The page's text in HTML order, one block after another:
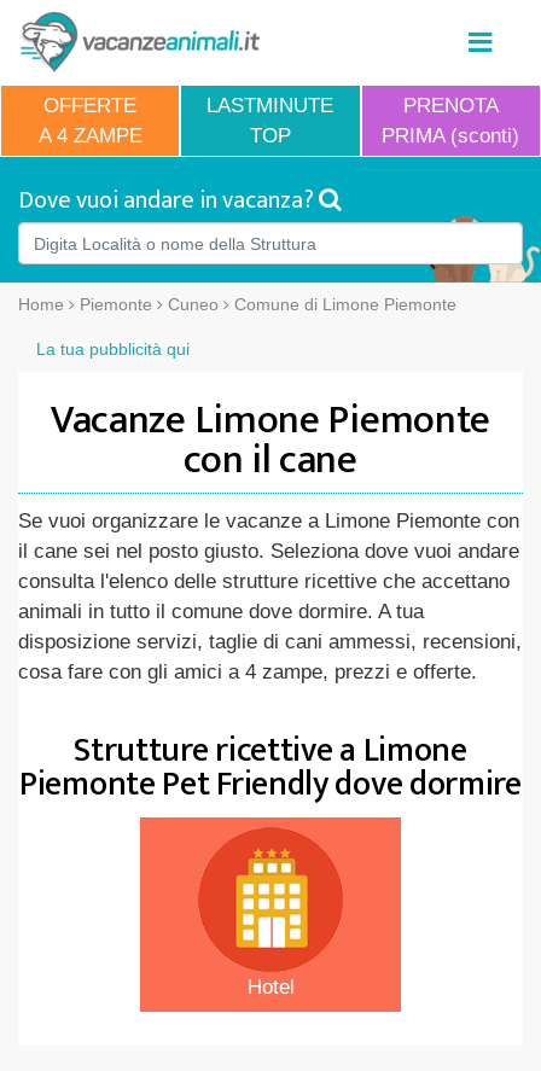
OFFERTE
A 4 ZAMPE
LASTMINUTE
TOP
PRENOTA
PRIMA (sconti)
Dove vuoi andare in vacanza?
Home Piemonte Cuneo Comune di Limone Piemonte
La tua pubblicità qui
Vacanze Limone Piemonte
con il cane
Se vuoi organizzare le vacanze a Limone Piemonte con
il cane sei nel posto giusto. Seleziona dove vuoi andare
consulta l'elenco delle strutture ricettive che accettano
animali in tutto il comune dove dormire. A tua
disposizione servizi, taglie di cani ammessi, recensioni,
cosa fare con gli amici a 4 zampe, prezzi e offerte.
Strutture ricettive a Limone
Piemonte Pet Friendly dove dormire
Hotel